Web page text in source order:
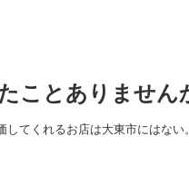
ことありません
してくれるお店は大東市にはない